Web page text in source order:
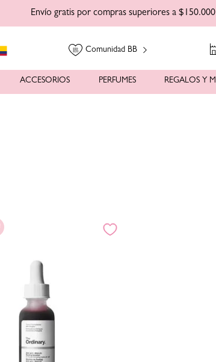
Envío gratis por compras superiores a
Comunidad BB
ACCESORIOS PERFUMES REGALOS Y